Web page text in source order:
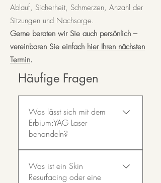
Ablauf, Sicherheit, Schmerzen, Anzahl der
Sitzungen und Nachsorge.
Gerne beraten wir Sie auch persönlich –
vereinbaren Sie einfach hier Ihren nächsten
Termin.
Häufige Fragen
Was lässt sich mit dem
Erbium:YAG Laser
behandeln?
Wirkweise einem CO₂-Laser
sehr ähnlich, ermöglichen
Was ist ein Skin
Resurfacing oder eine